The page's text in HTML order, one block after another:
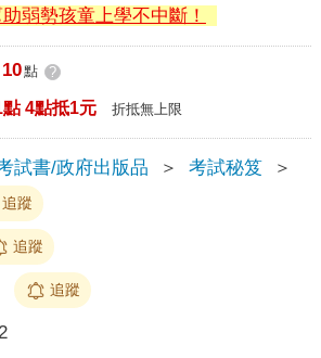
弱勢孩童上學不中斷！
10點 ?
4點抵1元 折抵無上限
試書/政府出版品 ＞ 考試秘笈
＞
追蹤
追蹤
追蹤